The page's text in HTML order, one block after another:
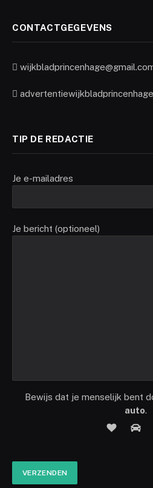
CONTACTGEGEVENS
TIP DE REDACTIE
Je e-mailadres
Je bericht (optioneel)
Bewijs dat je menselijk bent
auto.